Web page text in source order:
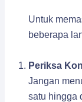
Untuk
beberapa
Periksa
Jangan
satu hingga